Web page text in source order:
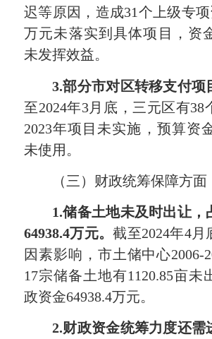
迟等原因，造成31个上级专项
万元未落实到具体项目，资
未发挥效益。
3.部分市对区转移支付项
至2024年3月底，三元区有38
2023年项目未实施，预算资
未使用。
（三）财政统筹保障方面
1.储备土地未及时出让，
64938.4万元。截至2024年4月
因素影响，市土储中心2006-
17宗储备土地有1120.85亩未
政资金64938.4万元。
2.财政资金统筹力度还需